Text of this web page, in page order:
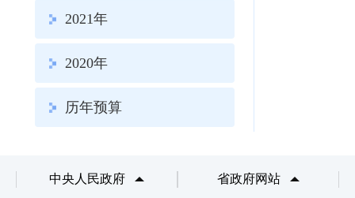
2021年
2020年
历年预算
中央人民政府 省政府网站